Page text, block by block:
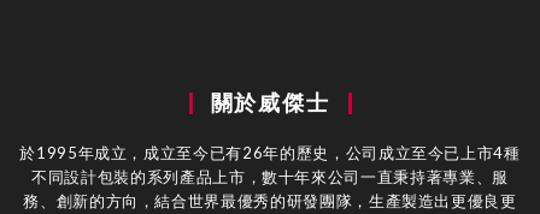
關於威傑士
於1995年成立，成立至今已有26年的歷史，公司成立至今已上市4種
不同設計包裝的系列產品上市，數十年來公司一直秉持著專業、服
務、創新的方向，結合世界最優秀的研發團隊，生產製造出更優良更